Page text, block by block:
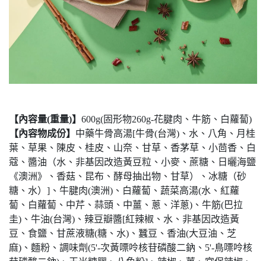
【內容量(重量)】 600g(固形物260g-花腱肉、牛筋、白蘿蔔)
【內容物成份】 中藥牛骨高湯[牛骨(台灣)、水、八角、月桂
葉、草果、陳皮、桂皮、山奈、甘草、香茅草、小茴香、白
蔻、醬油（水、非基因改造黃豆粒、小麥、蔗糖、日曬海鹽
《澳洲》、香菇、昆布、酵母抽出物、甘草）、冰糖（砂
糖、水）]、牛腱肉(澳洲)、白蘿蔔、蔬菜高湯(水、紅蘿
蔔、白蘿蔔、中芹、蒜頭、中薑、蔥、洋蔥)、牛筋(巴拉
圭)、牛油(台灣)、辣豆瓣醬[紅辣椒、水、非基因改造黃
豆、食鹽、甘蔗液糖(糖、水)、蠶豆、香油(大豆油、芝
麻)、麵粉、調味劑(5'-次黃嘌呤核苷磷酸二鈉、5'-鳥嘌呤核